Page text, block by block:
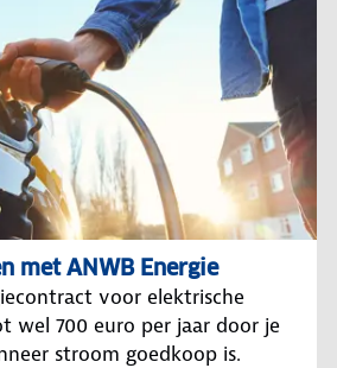
met ANWB Energie
voor elektrische
wel 700 euro per jaar door je
stroom goedkoop is.